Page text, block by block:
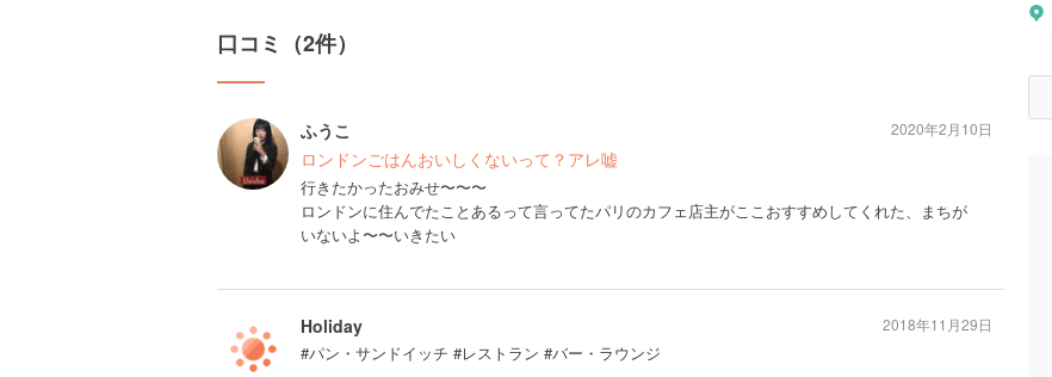
口コミ（2件）
ふうこ
ロンドンごはんおいしくないって？アレ嘘
行きたかったおみせ〜〜〜
ロンドンに住んでたことあるって言ってたパリのカフェ店主がここおすすめしてくれた、まちが
いないよ〜〜いきたい
2020年2月10日
Holiday
#パン・サンドイッチ #レストラン #バー・ラウンジ
2018年11月29日